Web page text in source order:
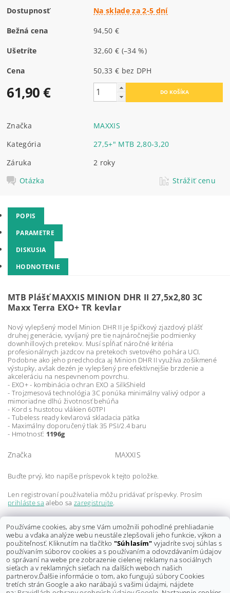
Dostupnosť Na sklade za 2-5 dní
Bežná cena 94,50 €
Ušetríte 32,60 € (–34 %)
Cena 50,33 € bez DPH
61,90 €
Značka
MAXXIS
Kategória
27,5+" MTB 2,80-3,20
Záruka
2 roky
Otázka
Strážiť cenu
POPIS
PARAMETRE
DISKUSIA
HODNOTENIE
MTB Plášť MAXXIS MINION DHR II 27,5x2,80 3C
Maxx Terra EXO+ TR kevlar
Nový vylepšený model Minion DHR II je špičkový zjazdový plášť
druhej generácie, vyvíjaný pre tie najnáročnejšie podmienky
downhillových pretekov. Musí spĺňať náročné kritéria
profesionálnych jazdcov na pretekoch svetového pohára UCI.
Podobne ako jeho predchodca aj Minion DHR II využíva zošikmené
výstupky, avšak dezén je vylepšený pre efektívnejšie brzdenie a
akceleráciu na nespevnenom povrchu.
- EXO+ - kombinácia ochran EXO a SilkShield
- Trojzmesová technológia 3C ponúka minimálny valivý odpor a
mimoriadne dlhú životnosť behúňa
- Kord s hustotou vlákien 60TPI
- Tubeless ready kevlarová skladacia pätka
- Maximálny doporučený tlak 35 PSI/2.4 baru
- Hmotnosť: 1196g
Značka MAXXIS
Buďte prvý, kto napíše príspevok k tejto položke.
Len registrovaní používatelia môžu pridávať príspevky. Prosím
prihláste sa alebo sazaregistrujte.
Len registrovaní používatelia môžu pridávať hodnotenie. Prosím
prihláste saalebo sazaregistrujte
Používáme cookies, aby sme Vám umožnili pohodlné prehliadanie
webu a vďaka analýze webu neustále zlepšovali jeho funkcie, výkon a
použiteľnosť. Kliknutím na tlačítko "Súhlasím" vyjadríte svoj súhlas s
používaním súborov cookies a s používaním a odovzdávaním údajov
o správaní na webe pre zobrazenie cielenej reklamy na sociálnych
sieťach a v reklamných sieťach na ďalších weboch našich
partnerov.Ďalšie informácie o tom, ako fungujú súbory Cookies
tretích strán Google a ako narábajú s vašimi údajmi, nájdete